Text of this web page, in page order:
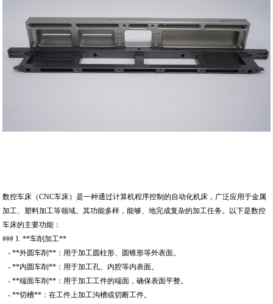
数控车床（CNC车床）是一种通过计算机程序控制的自动化机床，广泛应用于金属
加工、塑料加工等领域。其功能多样，能够、地完成复杂的加工任务。以下是数控
车床的主要功能：
### 1. **车削加工**
- **外圆车削**：用于加工圆柱形、圆锥形等外表面。
- **内圆车削**：用于加工孔、内腔等内表面。
- **端面车削**：用于加工工件的端面，确保表面平整。
- **切槽**：在工件上加工沟槽或切断工件。